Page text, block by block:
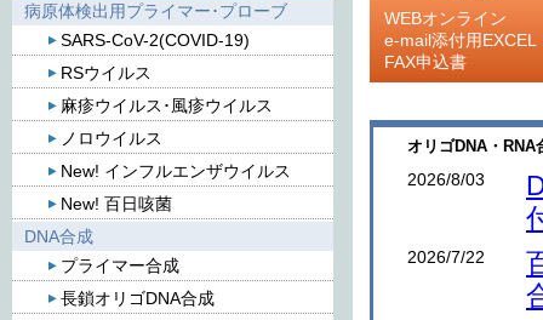
病原体検出用プライマー･プローブ
SARS-CoV-2(COVID-19)
RSウイルス
麻疹ウイルス･風疹ウイルス
ノロウイルス
New! インフルエンザウイルス
New! 百日咳菌
DNA合成
プライマー合成
長鎖オリゴDNA合成
WEBオンライン
e-mail添付用EXCEL
FAX申込書
オリゴDNA・RNA
2026/8/03
2026/7/22